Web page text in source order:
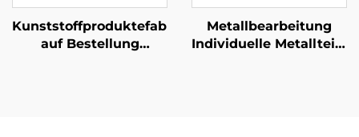
Kunststoffproduktefabrik
auf Bestellung
Metallbearbeitung
Individuelle Metallteile